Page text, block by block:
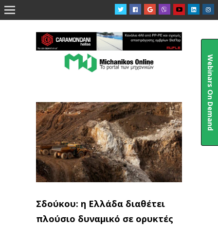

Σδούκου: η Ελλάδα διαθέτει
πλούσιο δυναμικό σε ορυκτές
Webinars On Demand